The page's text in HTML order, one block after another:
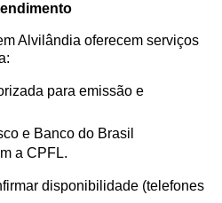
Alvilândia oferecem serviços
para emissão e
e Banco do Brasil
a CPFL.
disponibilidade (telefones